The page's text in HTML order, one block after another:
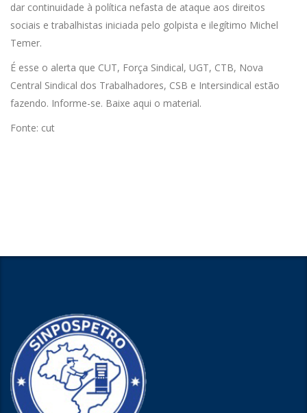
dar continuidade à política nefasta de ataque aos direitos
sociais e trabalhistas iniciada pelo golpista e ilegítimo Michel
Temer.
É esse o alerta que CUT, Força Sindical, UGT, CTB, Nova
Central Sindical dos Trabalhadores, CSB e Intersindical estão
fazendo. Informe-se. Baixe aqui o material.
Fonte: cut